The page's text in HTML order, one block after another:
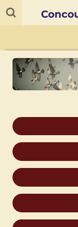
Ga
hoofdinhoud